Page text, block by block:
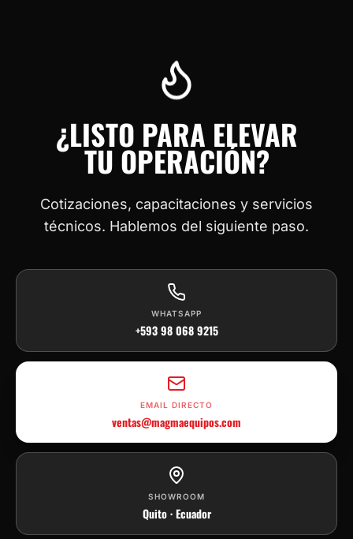
¿LISTO PARA ELEVAR
TU OPERACIÓN?
Cotizaciones, capacitaciones y servicios
técnicos. Hablemos del siguiente paso.
WHATSAPP
+593 98 068 9215
EMAIL DIRECTO
ventas@magmaequipos.com
SHOWROOM
Quito · Ecuador